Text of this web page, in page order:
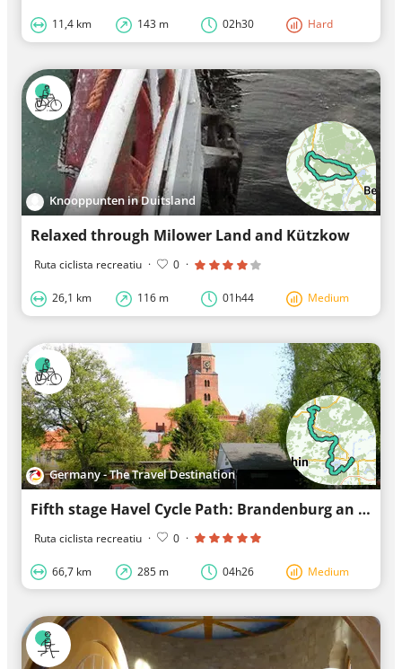
11,4 km 143 m 02h30 Hard
Knooppunten in Duitsland
Relaxed through Milower Land and Kützkow
Ruta ciclista recreatiu · 0 ·
26,1 km 116 m 01h44 Medium
Germany - The Travel Destination
Fifth stage Havel Cycle Path: Brandenburg an der Havel – Rathenow
Ruta ciclista recreatiu · 0 ·
66,7 km 285 m 04h26 Medium